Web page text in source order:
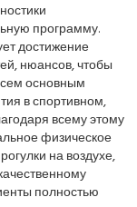
программу.
достижение
нюансов, чтобы
основным
в спортивном,
всему этому
физическое
на воздухе,
полностью